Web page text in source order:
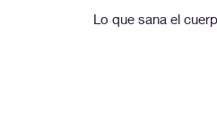
Lo que sana el